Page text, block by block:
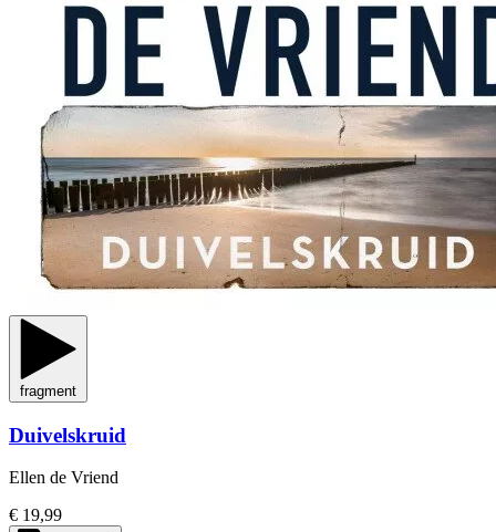
fragment
Duivelskruid
Ellen de Vriend
€ 19,99